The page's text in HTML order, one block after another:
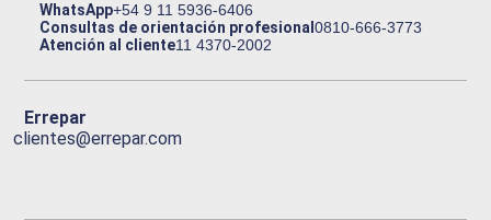
WhatsApp+54 9 11 5936-6406
Consultas de orientación profesional0810-666-3773
Atención al cliente11 4370-2002
Errepar
clientes@errepar.com